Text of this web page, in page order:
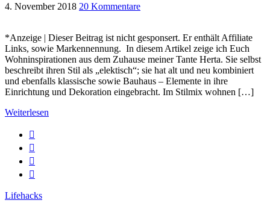
4. November 2018 20 Kommentare
*Anzeige | Dieser Beitrag ist nicht gesponsert. Er enthält Affiliate
Links, sowie Markennennung. In diesem Artikel zeige ich Euch
Wohninspirationen aus dem Zuhause meiner Tante Herta. Sie selbst
beschreibt ihren Stil als „elektisch“; sie hat alt und neu kombiniert
und ebenfalls klassische sowie Bauhaus – Elemente in ihre
Einrichtung und Dekoration eingebracht. Im Stilmix wohnen […]
Weiterlesen
Lifehacks